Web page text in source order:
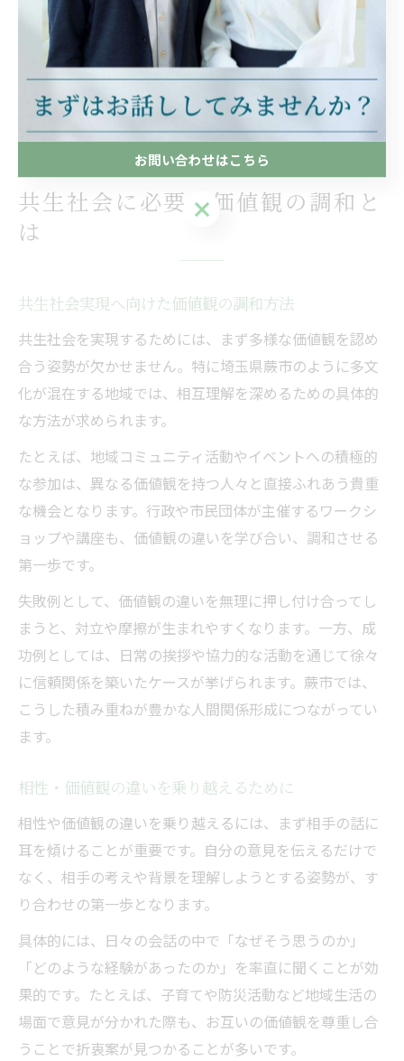
注意点として、価値観の違いを無理に埋めようとせず、
まずは認め合うことから始めるのがポイントです。これ
により、安心して意見を出し合える環境が整い、結果的
に人間関係や地域の幸福度の向上へとつながります。
共生社会に必要な価値観の調和と
は
共生社会実現へ向けた価値観の調和方法
共生社会を実現するためには、まず多様な価値観を認め
合う姿勢が欠かせません。特に埼玉県蕨市のように多文
化が混在する地域では、相互理解を深めるための具体的
な方法が求められます。
たとえば、地域コミュニティ活動やイベントへの積極的
な参加は、異なる価値観を持つ人々と直接ふれあう貴重
な機会となります。行政や市民団体が主催するワークシ
ョップや講座も、価値観の違いを学び合い、調和させる
第一歩です。
失敗例として、価値観の違いを無理に押し付け合ってし
まうと、対立や摩擦が生まれやすくなります。一方、成
功例としては、日常の挨拶や協力的な活動を通じて徐々
に信頼関係を築いたケースが挙げられます。蕨市では、
こうした積み重ねが豊かな人間関係形成につながってい
ます。
相性・価値観の違いを乗り越えるために
相性や価値観の違いを乗り越えるには、まず相手の話に
耳を傾けることが重要です。自分の意見を伝えるだけで
なく、相手の考えや背景を理解しようとする姿勢が、す
り合わせの第一歩となります。
具体的には、日々の会話の中で「なぜそう思うのか」
「どのような経験があったのか」を率直に聞くことが効
果的です。たとえば、子育てや防災活動など地域生活の
場面で意見が分かれた際も、お互いの価値観を尊重し合
うことで折衷案が見つかることが多いです。
お問い合わせはこちら
お問い合わせはこちら